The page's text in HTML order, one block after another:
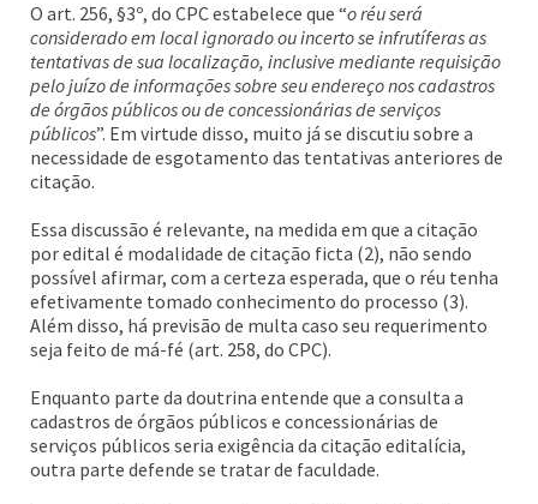
O art. 256, §3º, do CPC estabelece que “o réu será
considerado em local ignorado ou incerto se infrutíferas as
tentativas de sua localização, inclusive mediante requisição
pelo juízo de informações sobre seu endereço nos cadastros
de órgãos públicos ou de concessionárias de serviços
públicos”. Em virtude disso, muito já se discutiu sobre a
necessidade de esgotamento das tentativas anteriores de
citação.
Essa discussão é relevante, na medida em que a citação
por edital é modalidade de citação ficta (2), não sendo
possível afirmar, com a certeza esperada, que o réu tenha
efetivamente tomado conhecimento do processo (3).
Além disso, há previsão de multa caso seu requerimento
seja feito de má-fé (art. 258, do CPC).
Enquanto parte da doutrina entende que a consulta a
cadastros de órgãos públicos e concessionárias de
serviços públicos seria exigência da citação editalícia,
outra parte defende se tratar de faculdade.